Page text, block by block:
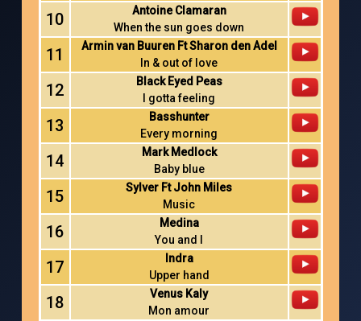
10
Antoine Clamaran
When the sun goes down
11
Armin van Buuren Ft Sharon den Adel
In & out of love
12
Black Eyed Peas
I gotta feeling
13
Basshunter
Every morning
14
Mark Medlock
Baby blue
15
Sylver Ft John Miles
Music
16
Medina
You and I
17
Indra
Upper hand
18
Venus Kaly
Mon amour